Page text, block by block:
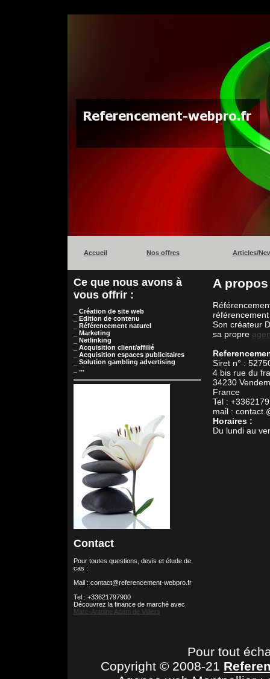
Accueil Nos offres Articles/
Ce que nous avons à
vous offrir :
_ Création de site web
_ Edition de contenu
_ Référencement naturel
_ Marketing
_ Netlinking
_ Acquisition client/affilié
_ Acquisition espaces publicitaires
_ Solution gambling advertising
_ ...
Contact
Pour toutes questions, devis et étude de
cas :
Mail : contact@referencement-webpro.fr
Tel : +33621797900
Découvrez la finance de marché avec
Marc-Antoine Adam de Villiers
A propos
Son créateur
sa propre
Siret n° :
4 bis rue du
34230
France
Tel :
mail : contact
Horaires :
Du lundi au
Pour tout
Copyright © 2008-21